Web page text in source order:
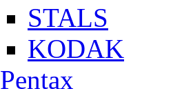
STALS
KODAK
Pentax